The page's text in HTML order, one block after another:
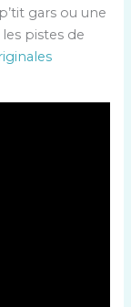
gars ou une
pistes de